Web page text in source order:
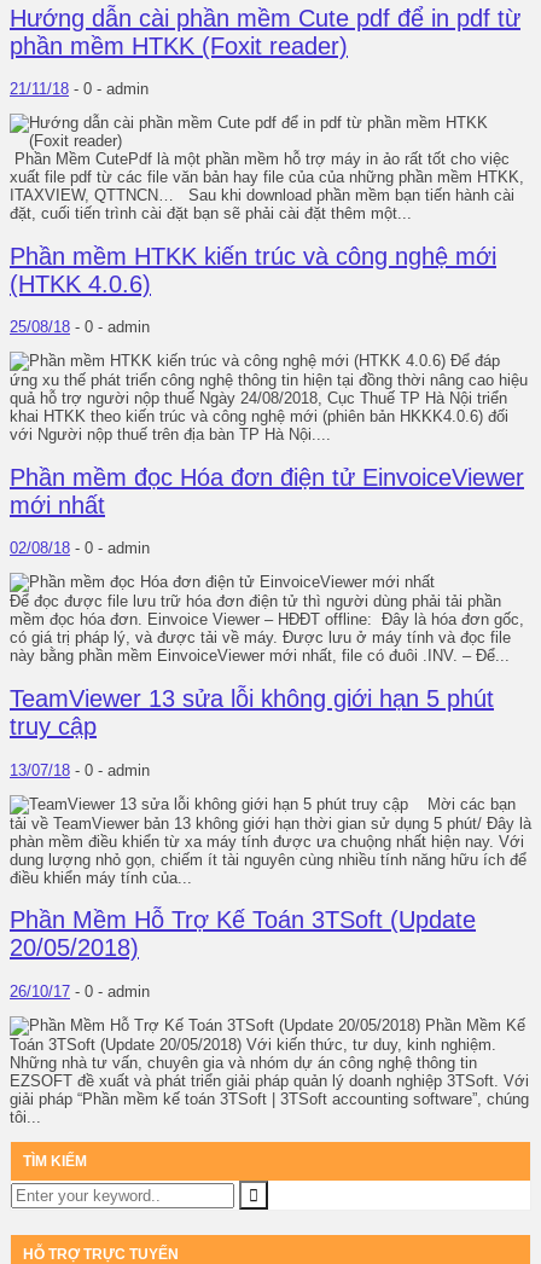
Hướng dẫn cài phần mềm Cute pdf để in pdf từ
phần mềm HTKK (Foxit reader)
21/11/18 - 0 - admin
Phần Mềm CutePdf là một phần mềm hỗ trợ máy in ảo rất tốt cho việc
xuất file pdf từ các file văn bản hay file của của những phần mềm HTKK,
ITAXVIEW, QTTNCN… Sau khi download phần mềm bạn tiến hành cài
đặt, cuối tiến trình cài đặt bạn sẽ phải cài đặt thêm một...
Phần mềm HTKK kiến trúc và công nghệ mới
(HTKK 4.0.6)
25/08/18 - 0 - admin
Để đáp
ứng xu thế phát triển công nghệ thông tin hiện tại đồng thời nâng cao hiệu
quả hỗ trợ người nộp thuế Ngày 24/08/2018, Cục Thuế TP Hà Nội triển
khai HTKK theo kiến trúc và công nghệ mới (phiên bản HKKK4.0.6) đối
với Người nộp thuế trên địa bàn TP Hà Nội....
Phần mềm đọc Hóa đơn điện tử EinvoiceViewer
mới nhất
02/08/18 - 0 - admin
Để đọc được file lưu trữ hóa đơn điện tử thì người dùng phải tải phần
mềm đọc hóa đơn. Einvoice Viewer – HĐĐT offline: Đây là hóa đơn gốc,
có giá trị pháp lý, và được tải về máy. Được lưu ở máy tính và đọc file
này bằng phần mềm EinvoiceViewer mới nhất, file có đuôi .INV. – Để...
TeamViewer 13 sửa lỗi không giới hạn 5 phút
truy cập
13/07/18 - 0 - admin
Mời các bạn
tải về TeamViewer bản 13 không giới hạn thời gian sử dụng 5 phút/ Đây là
phàn mềm điều khiển từ xa máy tính được ưa chuộng nhất hiện nay. Với
dung lượng nhỏ gọn, chiếm ít tài nguyên cùng nhiều tính năng hữu ích để
điều khiển máy tính của...
Phần Mềm Hỗ Trợ Kế Toán 3TSoft (Update
20/05/2018)
26/10/17 - 0 - admin
Phần Mềm Kế
Toán 3TSoft (Update 20/05/2018) Với kiến thức, tư duy, kinh nghiệm.
Những nhà tư vấn, chuyên gia và nhóm dự án công nghệ thông tin
EZSOFT đề xuất và phát triển giải pháp quản lý doanh nghiệp 3TSoft. Với
giải pháp “Phần mềm kế toán 3TSoft | 3TSoft accounting software”, chúng
tôi...
TÌM KIẾM
HỖ TRỢ TRỰC TUYẾN